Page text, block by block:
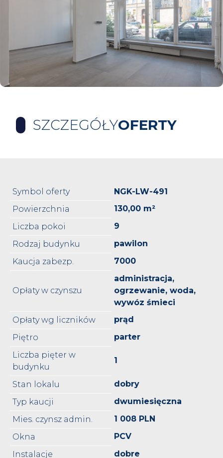
SZCZEGÓŁYOFERTY
Symbol oferty
NGK-LW-491
Powierzchnia
130,00 m²
Liczba pokoi
9
Rodzaj budynku
pawilon
Kaucja zabezp.
7000
Opłaty w czynszu
administracja,
ogrzewanie, woda,
wywóz śmieci
Opłaty wg liczników
prąd
Piętro
parter
Liczba pięter w
budynku
1
Stan lokalu
dobry
Typ kaucji
dwumiesięczna
Mies. czynsz admin.
1 008 PLN
Okna
PCV
Instalacje
dobre